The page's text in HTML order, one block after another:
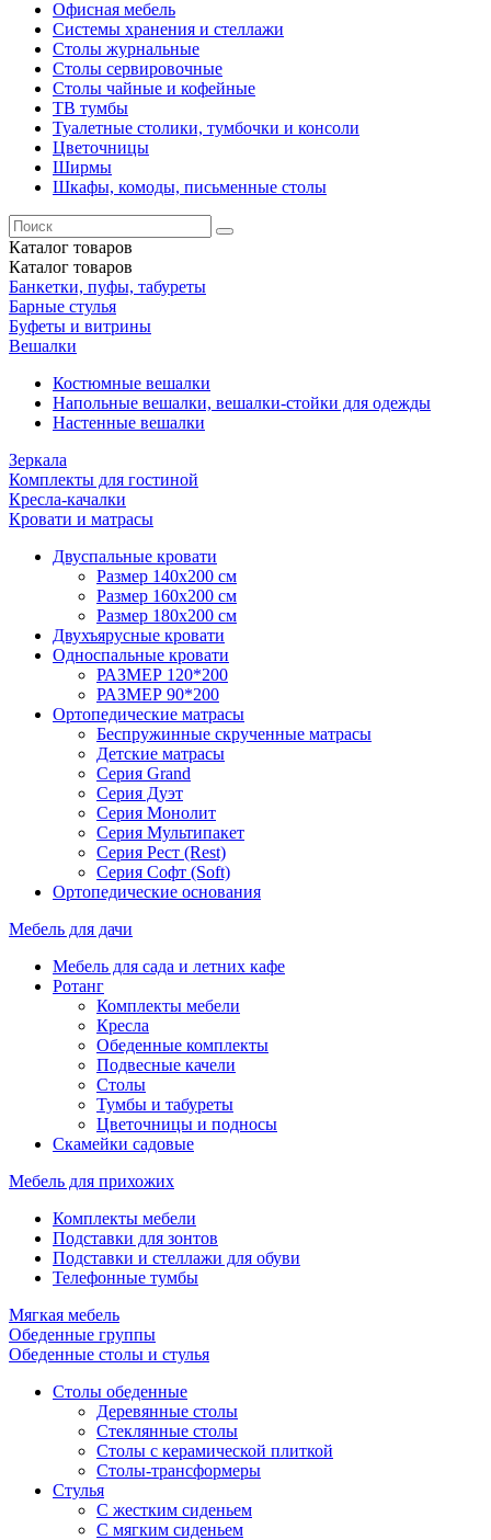
Офисная мебель
Системы хранения и стеллажи
Столы журнальные
Столы сервировочные
Столы чайные и кофейные
ТВ тумбы
Туалетные столики, тумбочки и консоли
Цветочницы
Ширмы
Шкафы, комоды, письменные столы
Каталог товаров
Каталог товаров
Банкетки, пуфы, табуреты
Барные стулья
Буфеты и витрины
Вешалки
Костюмные вешалки
Напольные вешалки, вешалки-стойки для одежды
Настенные вешалки
Зеркала
Комплекты для гостиной
Кресла-качалки
Кровати и матрасы
Двуспальные кровати
Размер 140х200 см
Размер 160х200 см
Размер 180х200 см
Двухъярусные кровати
Односпальные кровати
РАЗМЕР 120*200
РАЗМЕР 90*200
Ортопедические матрасы
Беспружинные скрученные матрасы
Детские матрасы
Серия Grand
Серия Дуэт
Серия Монолит
Серия Мультипакет
Серия Рест (Rest)
Серия Софт (Soft)
Ортопедические основания
Мебель для дачи
Мебель для сада и летних кафе
Ротанг
Комплекты мебели
Кресла
Обеденные комплекты
Подвесные качели
Столы
Тумбы и табуреты
Цветочницы и подносы
Скамейки садовые
Мебель для прихожих
Комплекты мебели
Подставки для зонтов
Подставки и стеллажи для обуви
Телефонные тумбы
Мягкая мебель
Обеденные группы
Обеденные столы и стулья
Столы обеденные
Деревянные столы
Стеклянные столы
Столы с керамической плиткой
Столы-трансформеры
Стулья
С жестким сиденьем
С мягким сиденьем